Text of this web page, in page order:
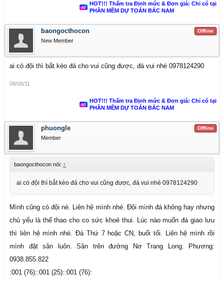
HOT!!! Thẩm tra Định mức & Đơn giá: Chỉ có tại
PHẦN MỀM DỰ TOÁN BẮC NAM
Offline
baongocthocon
New Member
ai có đội thì bắt kèo đá cho vui cũng được, đá vui nhé 0978124290
08/08/11
HOT!!! Thẩm tra Định mức & Đơn giá: Chỉ có tại
PHẦN MỀM DỰ TOÁN BẮC NAM
Offline
phuongle
Member
baongocthocon nói: ↑
ai có đội thì bắt kèo đá cho vui cũng được, đá vui nhé 0978124290
Mình cũng có đội nè. Liên hệ mình nhé. Đội mình đá không hay nhưng
chủ yếu là thể thao cho co sức khoẻ thui. Lúc nào muốn đá giao lưu
thì liên hệ mình nhé. Đá Thứ 7 hoặc CN, buổi tối. Liên hệ mình rồi
mình đặt sân luôn. Sân trên đường Nơ Trang Long. Phương:
0938.855.822
:001 (76)::001 (25)::001 (76):